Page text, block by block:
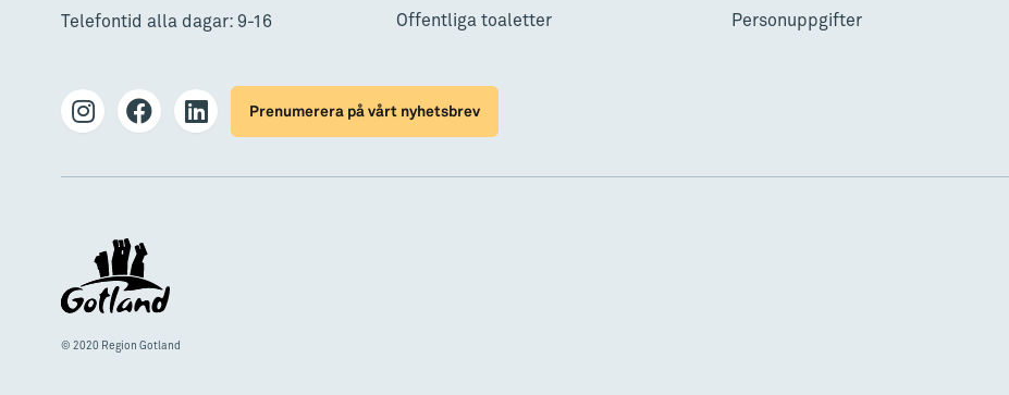
Telefontid alla dagar: 9-16
Offentliga toaletter Personuppgifter
Prenumerera på vårt nyhetsbrev
© 2020 Region Gotland